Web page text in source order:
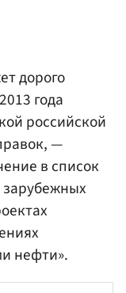
дорого
года
российской
—
в список
зарубежных
нефти».